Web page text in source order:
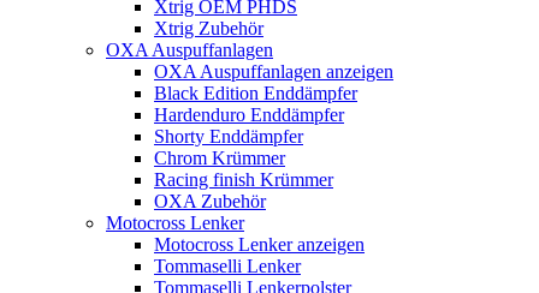
Xtrig OEM PHDS
Xtrig Zubehör
OXA Auspuffanlagen
OXA Auspuffanlagen anzeigen
Black Edition Enddämpfer
Hardenduro Enddämpfer
Shorty Enddämpfer
Chrom Krümmer
Racing finish Krümmer
OXA Zubehör
Motocross Lenker
Motocross Lenker anzeigen
Tommaselli Lenker
Tommaselli Lenkerpolster